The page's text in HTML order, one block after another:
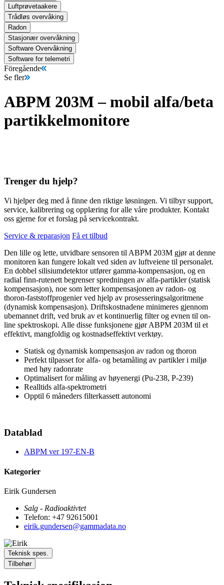
Luftprøvetaakere
Trådløs overvåking
Radon
Stasjonær overvåkning
Software Overvåkning
Software for telemetri
Föregående
Se fler
ABPM 203M – mobil alfa/beta
partikkelmonitore
Trenger du hjelp?
Vi hjelper deg med å finne den riktige løsningen. Vi tilbyr support,
service, kalibrering og opplæring for alle våre produkter. Kontakt
oss gjerne for et forslag på servicekontrakt.
Service & reparasjon Få et tilbud
Den lille og lette, utvidbare sensoren til ABPM 203M gjør at denne
monitoren kan fungere lokalt ved siden av luftveiene til personalet.
En dobbel silisiumdetektor utfører gamma-kompensasjon, og en
radial finn-rutenett begrenser spredningen av alfa-partikler (statisk
kompensasjon), noe som letter kompensasjonen av radon- og
thoron-faststoffprogenier ved hjelp av prosesseringsalgoritmene
(dynamisk kompensasjon). Driftskostnadene minimeres gjennom
ubemannet drift, ved bruk av et kontinuerlig filter og evnen til on-
line spektroskopi. Alle disse funksjonene gjør ABPM 203M til et
effektivt, mangfoldig og kostnadseffektivt verktøy.
Statisk og dynamisk kompensasjon av radon og thoron
Perfekt tilpasset for alfa- og betamåling av partikler i miljø
med høy radonrate
Optimalisert for måling av høyenergi (Pu-238, P-239)
Realltids alfa-spektrometri
Opptil 6 måneders filterkassett autonomi
Datablad
ABPM ver 197-EN-B
Kategorier
Eirik Gundersen
Salg - Radioaktivtet
Telefon: +47 92615001
eirik.gundersen@gammadata.no
Teknisk spes.
Tilbehør